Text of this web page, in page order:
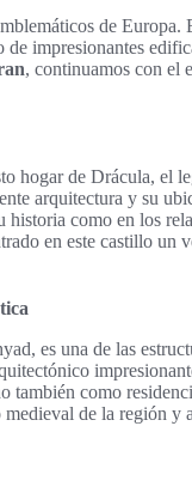
de Europa.
impresionantes
, continuamos con el
hogar de Drácula, el
arquitectura y su
historia como en los
en este castillo un
es una de las
también como
de la región y